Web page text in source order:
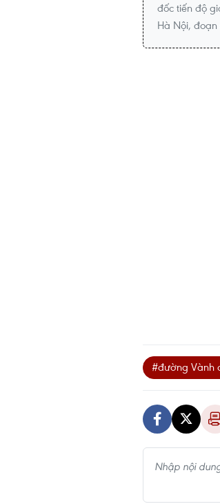
đốc tiến độ
Hà Nội,
#đường Vành